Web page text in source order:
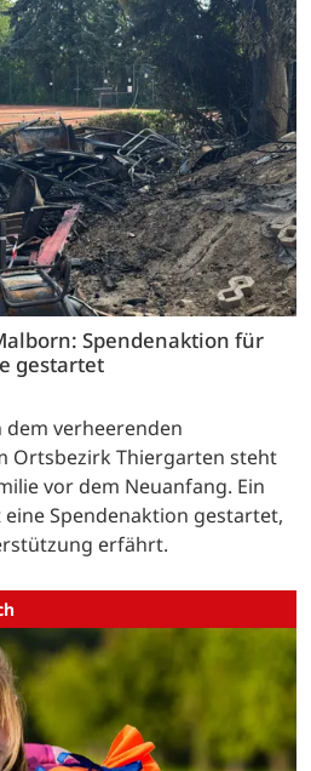
Spendenaktion für
gestartet
verheerenden
Ortsbezirk Thiergarten steht
vor dem Neuanfang. Ein
Spendenaktion gestartet,
erfährt.